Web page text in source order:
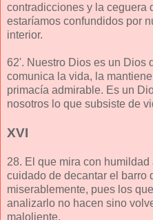
contradicciones y la ceguera
estaríamos confundidos por
interior.
62'. Nuestro Dios es un Dios
comunica la vida, la
primacía admirable. Es un
nosotros lo que subsiste de
XVI
28. El que mira con
cuidado de decantar el barro
miserablemente, pues los
analizarlo no hacen sino
maloliente.